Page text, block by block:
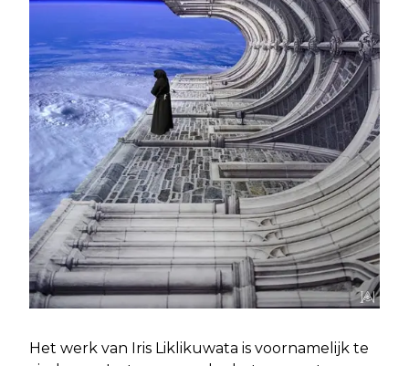
Het werk van Iris Liklikuwata is voornamelijk te